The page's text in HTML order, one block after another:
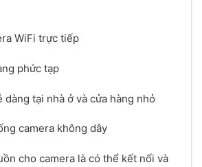
WiFi trực tiếp
phức tạp
dàng tại nhà ở và cửa hàng nhỏ
camera không dây
cho camera là có thể kết nối và